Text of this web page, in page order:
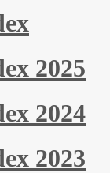
2025
2024
2023